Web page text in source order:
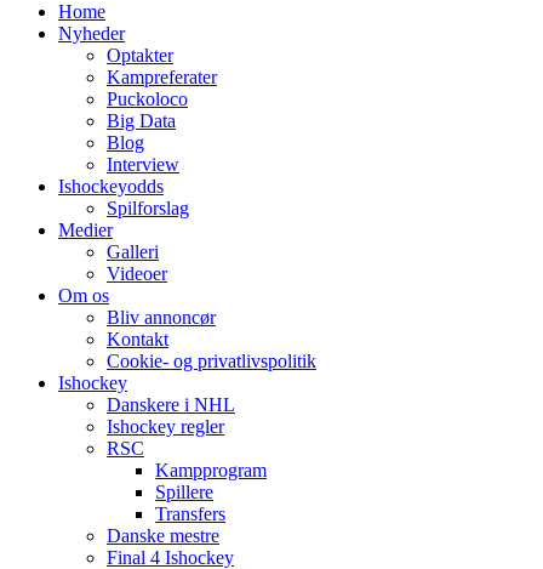
Home
Nyheder
Optakter
Kampreferater
Puckoloco
Big Data
Blog
Interview
Ishockeyodds
Spilforslag
Medier
Galleri
Videoer
Om os
Bliv annoncør
Kontakt
Cookie- og privatlivspolitik
Ishockey
Danskere i NHL
Ishockey regler
RSC
Kampprogram
Spillere
Transfers
Danske mestre
Final 4 Ishockey